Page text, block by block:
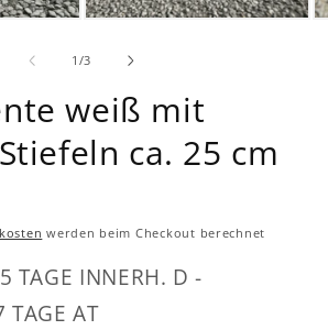
in
1 /von
3
weiß mit
ca. 25 cm
werden beim Checkout berechnet
TAGE INNERH. D -
TAGE AT